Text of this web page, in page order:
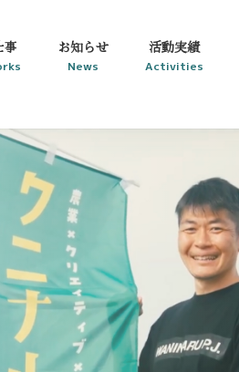
事 お知らせ
News
活動実績
Activities